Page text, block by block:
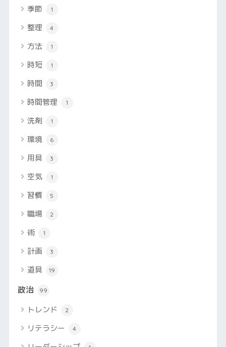
季節 1
整理 4
方法 1
時短 1
時間 3
時間管理 1
洗剤 1
環境 6
用具 3
空気 1
習慣 5
職場 2
術 1
計画 3
道具 19
政治 99
トレンド 2
リテラシー 4